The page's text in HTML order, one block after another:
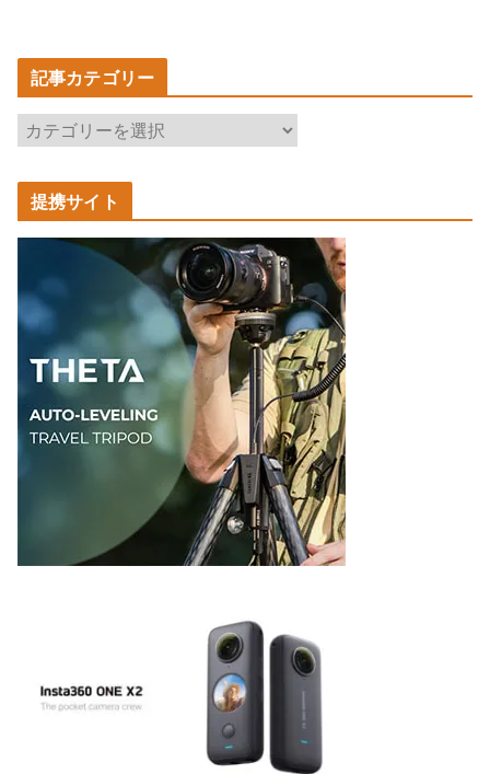
記事カテゴリー
記
事
カ
テ
ゴ
ー
提携サイト